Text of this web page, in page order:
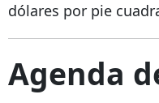
dólares por pie
Agenda